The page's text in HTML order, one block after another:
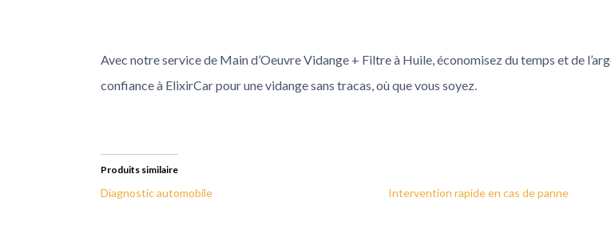
Avec notre service de Main d’Oeuvre Vidange + Filtre à Huile, économisez du temps et de
confiance à ElixirCar pour une vidange sans tracas, où que vous soyez.
Produits similaire
Diagnostic automobile Intervention rapide en cas de panne